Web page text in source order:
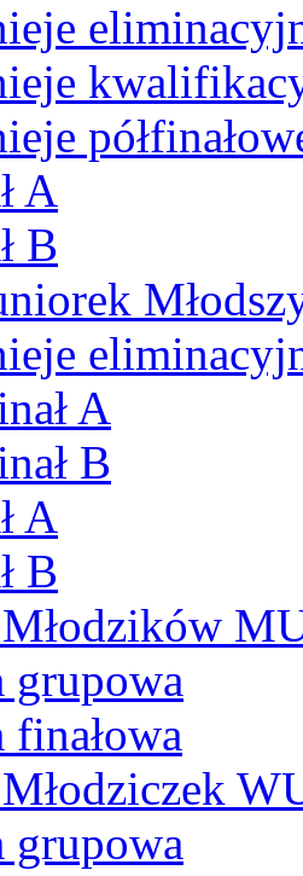
A
B
A
B
A
B
grupowa
finałowa
grupowa